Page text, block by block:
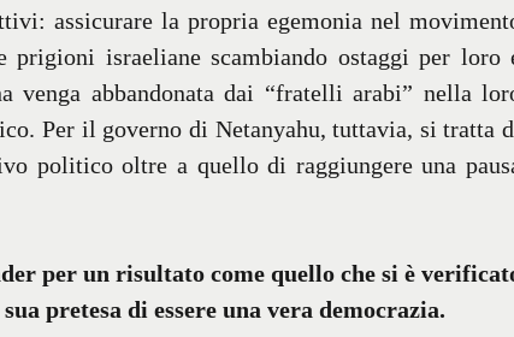
assicurare la propria egemonia nel
israeliane scambiando ostaggi per loro
abbandonata dai “fratelli arabi” nella
Per il governo di Netanyahu, tuttavia, si tratta
politico oltre a quello di raggiungere una
per un risultato come quello che si è
pretesa di essere una vera democrazia.